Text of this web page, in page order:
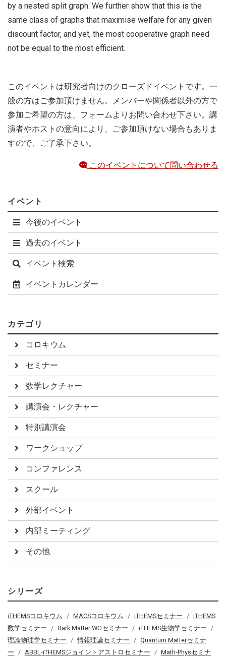
by a nested split graph. We further show that this is the
same class of graphs that maximise welfare for any given
discount factor, and yet, the most cooperative graph need
not be equal to the most efficient.
このイベントは研究者向けのクローズドイベントです。一
般の方はご参加頂けません。メンバーや関係者以外の方で
参加ご希望の方は、フォームよりお問い合わせ下さい。講
演者やホストの意向により、ご参加頂けない場合もありま
すので、ご了承下さい。
このイベントについて問い合わせる
イベント
今後のイベント
過去のイベント
イベント検索
イベントカレンダー
カテゴリ
コロキウム
セミナー
数学レクチャー
講演会・レクチャー
特別講演会
ワークショップ
コンファレンス
スクール
外部イベント
内部ミーティング
その他
シリーズ
iTHEMSコロキウム MACSコロキウム iTHEMSセミナー
iTHEMS
数学セミナー
Dark Matter WGセミナー
iTHEMS生物学セミナー
理論物理学セミナー
情報理論セミナー
Quantum Matterセミナ
ー
ABBL-iTHEMSジョイントアストロセミナー
Math-Physセミナ